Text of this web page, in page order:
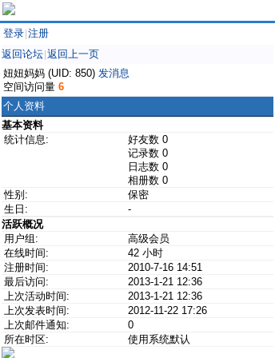
登录 注册
返回论坛 返回上一页
妞妞妈妈 (UID: 850) 发消息
空间访问量 6
个人资料
基本资料
统计信息:
好友数 0
记录数 0
日志数 0
相册数 0
性别:
保密
生日:
-
活跃概况
用户组:
高级会员
在线时间:
42 小时
注册时间:
2010-7-16 14:51
最后访问:
2013-1-21 12:36
上次活动时间:
2013-1-21 12:36
上次发表时间:
2012-11-22 17:26
上次邮件通知:
0
所在时区:
使用系统默认